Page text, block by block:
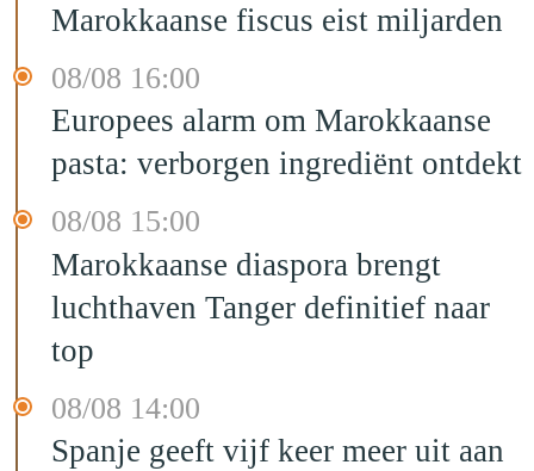
Marokkaanse fiscus eist miljarden
08/08 16:00
Europees alarm om Marokkaanse
pasta: verborgen ingrediënt ontdekt
08/08 15:00
Marokkaanse diaspora brengt
luchthaven Tanger definitief naar
top
08/08 14:00
Spanje geeft vijf keer meer uit aan